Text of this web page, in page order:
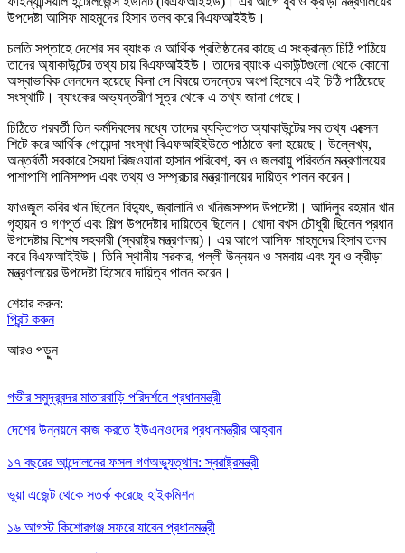
উপদেষ্টা আসিফ মাহমুদের হিসাব তলব করে বিএফআইইউ।
চলতি সপ্তাহে দেশের সব ব্যাংক ও আর্থিক প্রতিষ্ঠানের কাছে এ সংক্রান্ত চিঠি পাঠিয়ে
তাদের অ্যাকাউন্টের তথ্য চায় বিএফআইইউ। তাদের ব্যাংক একাউন্টগুলো থেকে কোনো
অস্বাভাবিক লেনদেন হয়েছে কিনা সে বিষয়ে তদন্তের অংশ হিসেবে এই চিঠি পাঠিয়েছে
সংস্থাটি। ব্যাংকের অভ্যন্তরীণ সূত্র থেকে এ তথ্য জানা গেছে।
চিঠিতে পরবর্তী তিন কর্মদিবসের মধ্যে তাদের ব্যক্তিগত অ্যাকাউন্টের সব তথ্য এক্সেল
শিটে করে আর্থিক গোয়েন্দা সংস্থা বিএফআইইউতে পাঠাতে বলা হয়েছে। উল্লেখ্য,
অন্তর্বর্তী সরকারে সৈয়দা রিজওয়ানা হাসান পরিবেশ, বন ও জলবায়ু পরিবর্তন মন্ত্রণালয়ের
পাশাপাশি পানিসম্পদ এবং তথ্য ও সম্প্রচার মন্ত্রণালয়ের দায়িত্ব পালন করেন।
ফাওজুল কবির খান ছিলেন বিদ্যুৎ, জ্বালানি ও খনিজসম্পদ উপদেষ্টা। আদিলুর রহমান খান
গৃহায়ন ও গণপূর্ত এবং শিল্প উপদেষ্টার দায়িত্বে ছিলেন। খোদা বখস চৌধুরী ছিলেন প্রধান
উপদেষ্টার বিশেষ সহকারী (স্বরাষ্ট্র মন্ত্রণালয়)। এর আগে আসিফ মাহমুদের হিসাব তলব
করে বিএফআইইউ। তিনি স্থানীয় সরকার, পল্লী উন্নয়ন ও সমবায় এবং যুব ও ক্রীড়া
মন্ত্রণালয়ের উপদেষ্টা হিসেবে দায়িত্ব পালন করেন।
শেয়ার করুন:
প্রিন্ট করুন
আরও পড়ুন
গভীর সমুদ্রবন্দর মাতারবাড়ি পরিদর্শনে প্রধানমন্ত্রী
দেশের উন্নয়নে কাজ করতে ইউএনওদের প্রধানমন্ত্রীর আহ্বান
১৭ বছরের আন্দোলনের ফসল গণঅভ্যুত্থান: স্বরাষ্ট্রমন্ত্রী
ভুয়া এজেন্ট থেকে সতর্ক করেছে হাইকমিশন
১৬ আগস্ট কিশোরগঞ্জ সফরে যাবেন প্রধানমন্ত্রী